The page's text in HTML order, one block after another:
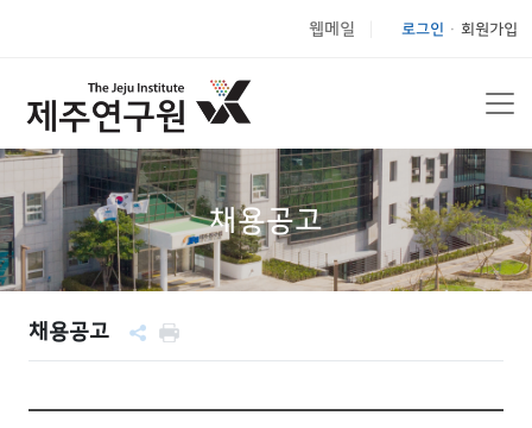
웹메일 로그인 회원가입
채용공고
채용공고